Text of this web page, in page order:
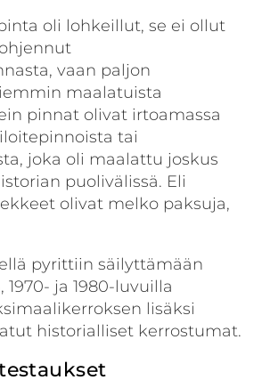
oli lohkeillut, se ei ollut
vaan paljon
maalatuista
pinnat olivat irtoamassa
tai
joka oli maalattu joskus
puolivälissä. Eli
olivat melko paksuja,
pyrittiin säilyttämään
ja 1980-luvuilla
lisäksi
historialliset kerrostumat.